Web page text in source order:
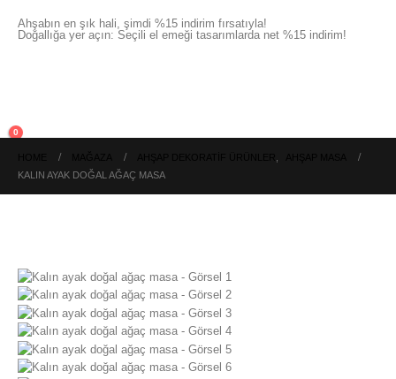
Ahşabın en şık hali, şimdi %15 indirim fırsatıyla!
Doğallığa yer açın: Seçili el emeği tasarımlarda net %15 indirim!
0
KALIN AYAK DOĞAL AĞAÇ MASA